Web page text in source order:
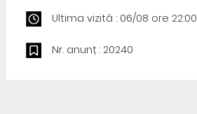
Ultima vizită : 06/08 ore 22:00
Nr. anunț : 20240